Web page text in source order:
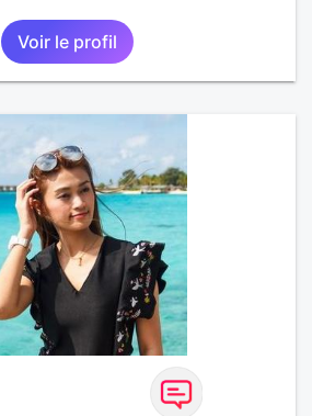
Voir le profil